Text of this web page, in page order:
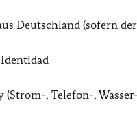
Deutschland (sofern
(Strom-, Telefon-,